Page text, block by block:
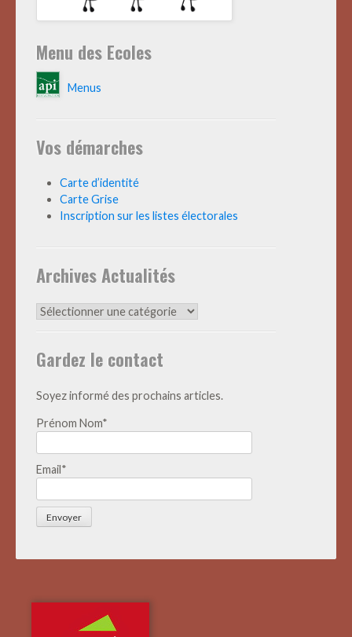
Menu des Ecoles
Menus
Vos démarches
Carte d’identité
Carte Grise
Inscription sur les listes électorales
Archives Actualités
Archives
Gardez le contact
Soyez informé des prochains articles.
Prénom Nom*
Email*